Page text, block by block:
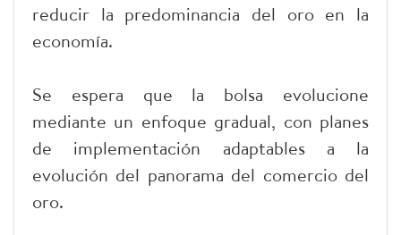
reducir la predominancia del oro en la
economía.
Se espera que la bolsa evolucione
mediante un enfoque gradual, con planes
de implementación adaptables a la
evolución del panorama del comercio del
oro.